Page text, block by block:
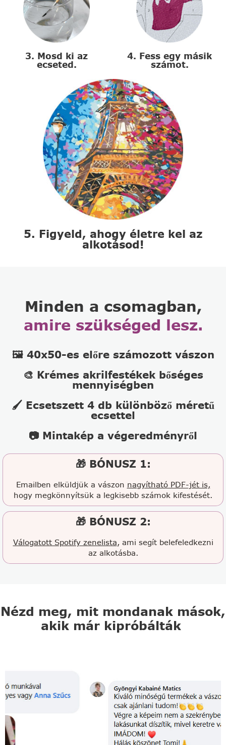
3. Mosd ki az
ecseted.
4. Fess egy másik
számot.
5. Figyeld, ahogy életre kel az
alkotásod!
Minden a csomagban,
amire szükséged lesz.
🖼️ 40x50-es előre számozott vászon
🎨 Krémes akrilfestékek bőséges
mennyiségben
🖌️ Ecsetszett 4 db különböző méretű
ecsettel
📷 Mintakép a végeredményről
🎁 BÓNUSZ 1:
Emailben elküldjük a vászon nagyítható PDF-jét is,
hogy megkönnyítsük a legkisebb számok kifestését.
🎁 BÓNUSZ 2:
Válogatott Spotify zenelista, ami segít belefeledkezni
az alkotásba.
Nézd meg, mit mondanak mások,
akik már kipróbálták